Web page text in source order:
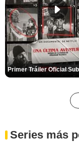
Series más